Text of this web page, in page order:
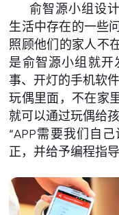
俞智源小组设
生活中存在的一些
照顾他们的家人不
是俞智源小组就开
事、开灯的手机软
玩偶里面，不在家
就可以通过玩偶给
“APP需要我们自
正，并给予编程指